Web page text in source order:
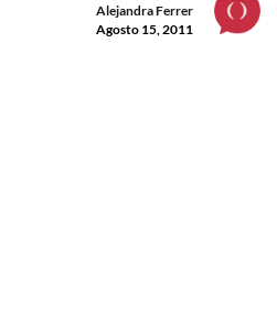
Alejandra Ferrer
Agosto 15, 2011